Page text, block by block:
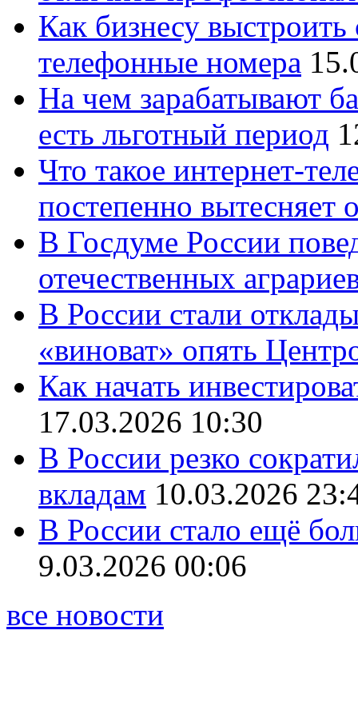
Как бизнесу
телефонные номера
На чем зарабатывают
есть льготный период
Что такое интернет-
постепенно вытесняет
В Госдуме России
отечественных
В России стали
«виноват» опять
Как начать
17.03.2026 10:30
В России резко
вкладам 10.03.2026
В России стало ещё
9.03.2026 00:06
все новости